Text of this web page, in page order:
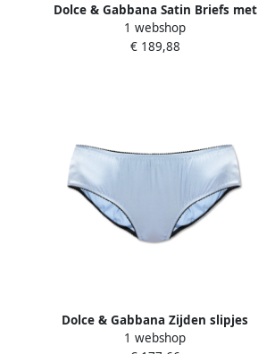
Dolce & Gabbana Satin Briefs met
Kant Details White Dames
1 webshop
€ 189,88
Dolce & Gabbana Zijden slipjes
Blue Dames
1 webshop